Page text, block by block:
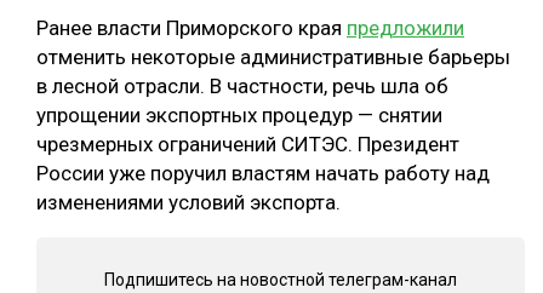
Ранее власти Приморского края предложили
отменить некоторые административные барьеры
в лесной отрасли. В частности, речь шла об
упрощении экспортных процедур — снятии
чрезмерных ограничений СИТЭС. Президент
России уже поручил властям начать работу над
изменениями условий экспорта.
Подпишитесь на новостной телеграм-канал